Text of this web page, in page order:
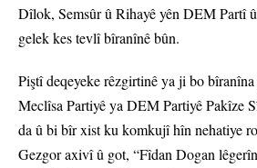
Dîlok, Semsûr û Rihayê yên DEM Partî
gelek kes tevlî bîranînê bûn.
Piştî deqeyeke rêzgirtinê ya ji bo bîranîna
Meclîsa Partiyê ya DEM Partiyê Pakîze
da û bi bîr xist ku komkujî hîn nehatiye
Gezgor axivî û got, “Fîdan Dogan